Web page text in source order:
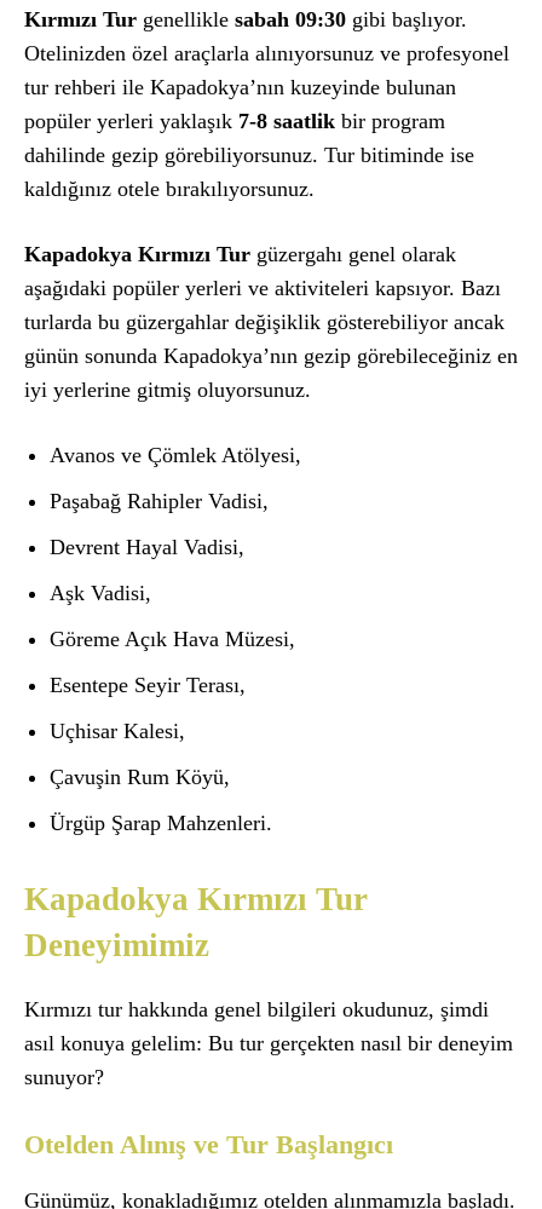
Kırmızı Tur genellikle sabah 09:30 gibi başlıyor.
Otelinizden özel araçlarla alınıyorsunuz ve profesyonel
tur rehberi ile Kapadokya’nın kuzeyinde bulunan
popüler yerleri yaklaşık 7-8 saatlik bir program
dahilinde gezip görebiliyorsunuz. Tur bitiminde ise
kaldığınız otele bırakılıyorsunuz.
Kapadokya Kırmızı Tur güzergahı genel olarak
aşağıdaki popüler yerleri ve aktiviteleri kapsıyor. Bazı
turlarda bu güzergahlar değişiklik gösterebiliyor ancak
günün sonunda Kapadokya’nın gezip görebileceğiniz en
iyi yerlerine gitmiş oluyorsunuz.
Avanos ve Çömlek Atölyesi,
Paşabağ Rahipler Vadisi,
Devrent Hayal Vadisi,
Aşk Vadisi,
Göreme Açık Hava Müzesi,
Esentepe Seyir Terası,
Uçhisar Kalesi,
Çavuşin Rum Köyü,
Ürgüp Şarap Mahzenleri.
Kapadokya Kırmızı Tur
Deneyimimiz
Kırmızı tur hakkında genel bilgileri okudunuz, şimdi
asıl konuya gelelim: Bu tur gerçekten nasıl bir deneyim
sunuyor?
Otelden Alınış ve Tur Başlangıcı
Günümüz, konakladığımız otelden alınmamızla başladı.